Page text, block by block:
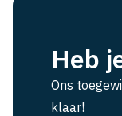
Heb
Ons
klaar!